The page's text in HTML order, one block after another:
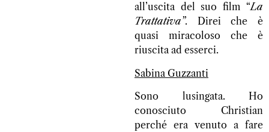
all’uscita del suo film “La
Trattativa”. Direi che è
quasi miracoloso che è
riuscita ad esserci.
Sabina Guzzanti
Sono lusingata. Ho
conosciuto Christian
perché era venuto a fare